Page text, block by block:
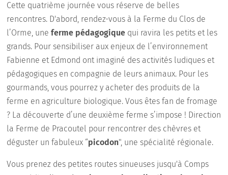
Cette quatrième journée vous réserve de belles
rencontres. D'abord, rendez-vous à la Ferme du Clos de
l’Orme, uneferme pédagogique qui ravira les petits et les
grands. Pour sensibiliser aux enjeux de l’environnement
Fabienne et Edmond ont imaginé des activités ludiques et
pédagogiques en compagnie de leurs animaux. Pour les
gourmands, vous pourrez y acheter des produits de la
ferme en agriculture biologique. Vous êtes fan de fromage
? La découverte d’une deuxième ferme s’impose ! Direction
la Ferme de Pracoutel pour rencontrer des chèvres et
déguster un fabuleux “picodon", une spécialité régionale.
Vous prenez des petites routes sinueuses jusqu'à Comps